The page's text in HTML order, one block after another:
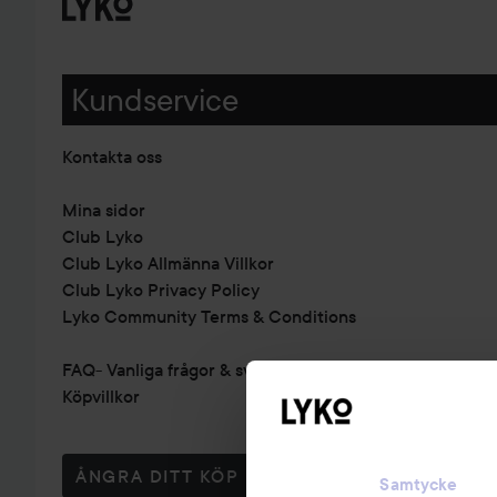
Samtycke
Kundservice
Kontakta oss
Mina sidor
Club Lyko
Club Lyko Allmänna Villkor
Club Lyko Privacy Policy
Lyko Community Terms & Conditions
FAQ- Vanliga frågor & svar
Köpvillkor
ÅNGRA DITT KÖP